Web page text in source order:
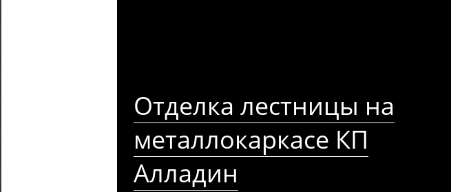
Отделка лестницы на
металлокаркасе КП
Алладин